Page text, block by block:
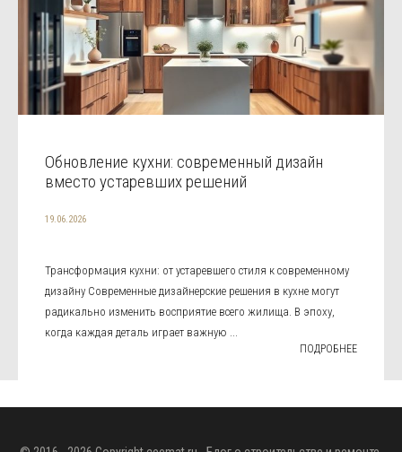
Обновление кухни: современный дизайн
вместо устаревших решений
19.06.2026
Трансформация кухни: от устаревшего стиля к современному
дизайну Современные дизайнерские решения в кухне могут
радикально изменить восприятие всего жилища. В эпоху,
когда каждая деталь играет важную ...
ПОДРОБНЕЕ